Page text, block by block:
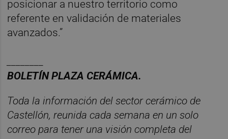
posicionar a nuestro territorio como
referente en validación de materiales
avanzados.”
BOLETÍN PLAZA CERÁMICA.
Toda la información del sector cerámico de
Castellón, reunida cada semana en un solo
correo para tener una visión completa del